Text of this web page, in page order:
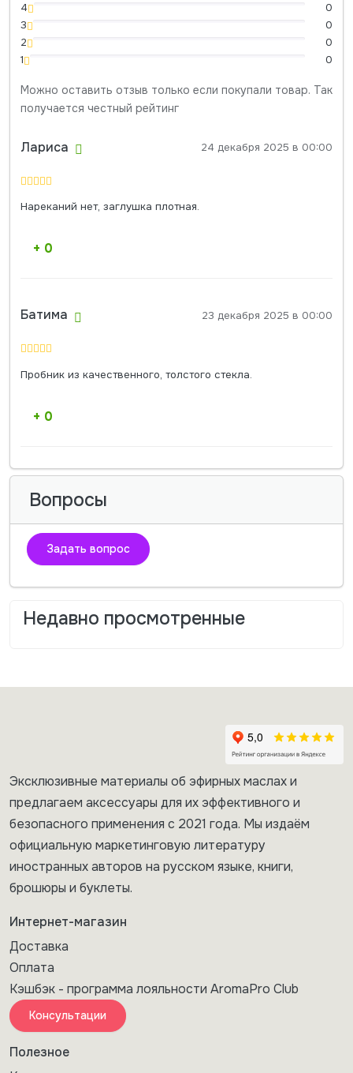
4
0
3
0
2
0
1
0
Можно оставить отзыв только если покупали товар. Так
получается честный рейтинг
Лариса 24 декабря 2025 в 00:00
Нареканий нет, заглушка плотная.
+ 0
Батима 23 декабря 2025 в 00:00
Пробник из качественного, толстого стекла.
+ 0
Вопросы
Задать вопрос
Недавно просмотренные
Эксклюзивные материалы об эфирных маслах и
предлагаем аксессуары для их эффективного и
безопасного применения с 2021 года. Мы издаём
официальную маркетинговую литературу
иностранных авторов на русском языке, книги,
брошюры и буклеты.
Интернет-магазин
Доставка
Оплата
Кэшбэк - программа лояльности AromaPro Club
Консультации
Полезное